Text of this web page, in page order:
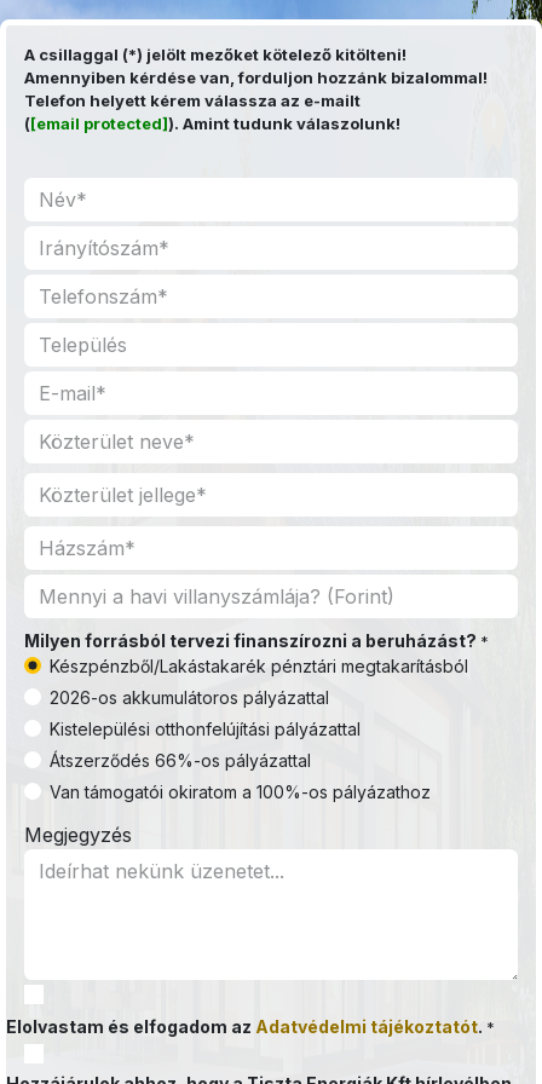
Kihagyás és továbblépés a tartalomhoz
A csillaggal (*) jelölt mezőket kötelező kitölteni!
Amennyiben kérdése van, forduljon hozzánk bizalommal!
Telefon helyett kérem válassza az e-mailt
([email protected]). Amint tudunk válaszolunk!
Milyen forrásból tervezi finanszírozni a beruházást? *
Készpénzből/Lakástakarék pénztári megtakarításból
2026-os akkumulátoros pályázattal
Kistelepülési otthonfelújítási pályázattal
Átszerződés 66%-os pályázattal
Van támogatói okiratom a 100%-os pályázathoz
Megjegyzés
Elolvastam és elfogadom az Adatvédelmi tájékoztatót. *